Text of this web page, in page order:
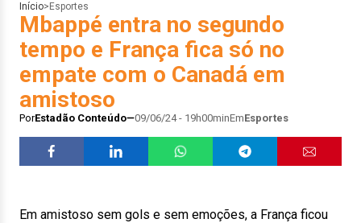
Início> Esportes
Mbappé entra no segundo
tempo e França fica só no
empate com o Canadá em
amistoso
PorEstadão Conteúdo 09/06/24 - 19h00minEmEsportes
Em amistoso sem gols e sem emoções, a França ficou